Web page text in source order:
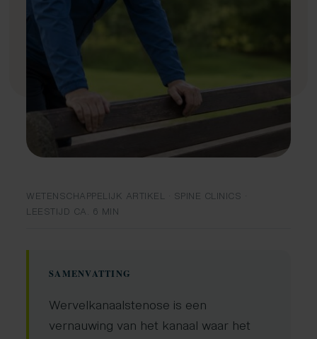
Fysiotherapie
Medical taping
Fascial Manipulation
WETENSCHAPPELIJK ARTIKEL · SPINE CLINICS ·
LEESTIJD CA. 6 MIN
SAMENVATTING
Wervelkanaalstenose is een
vernauwing van het kanaal waar het